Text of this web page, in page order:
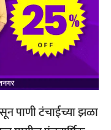
पाणी टंचाईच्या झळा